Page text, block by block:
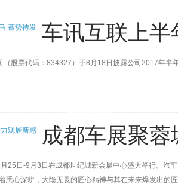
车讯互联上
（股票代码：834327）于8月18日披露公司2017年
成都车展聚
25日-9月3日在成都世纪城新会展中心盛大举行。汽
悉心深耕，大隐无畏的匠心精神与其在未来爆发出